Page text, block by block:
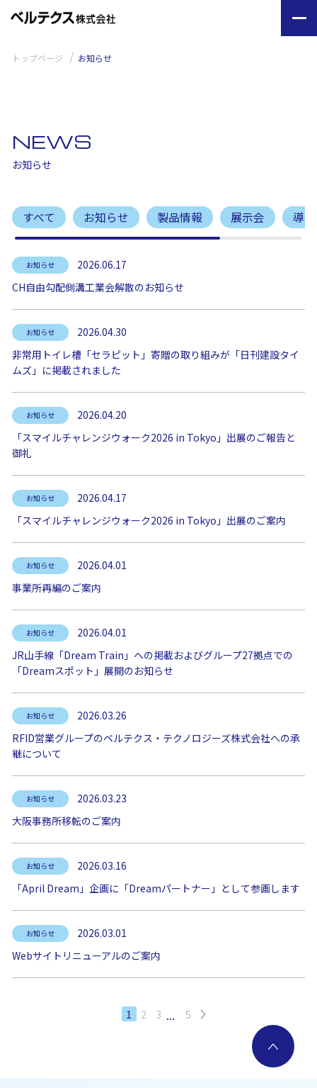
トップページ お知らせ
NEWS
お知らせ
すべて お知らせ 製品情報 展示会 導
2026.06.17
お知らせ
CH自由勾配側溝工業会解散のお知らせ
2026.04.30
お知らせ
非常用トイレ槽「セラピット」寄贈の取り組みが「日刊建設タイ
ムズ」に掲載されました
2026.04.20
お知らせ
「スマイルチャレンジウォーク2026 in Tokyo」出展のご報告と
御礼
2026.04.17
お知らせ
「スマイルチャレンジウォーク2026 in Tokyo」出展のご案内
2026.04.01
お知らせ
事業所再編のご案内
2026.04.01
お知らせ
JR山手線「Dream Train」への掲載およびグループ27拠点での
「Dreamスポット」展開のお知らせ
2026.03.26
お知らせ
RFID営業グループのベルテクス・テクノロジーズ株式会社への承
継について
2026.03.23
お知らせ
大阪事務所移転のご案内
2026.03.16
お知らせ
「April Dream」企画に「Dreamパートナー」として参画します
2026.03.01
お知らせ
Webサイトリニューアルのご案内
1 2 3 ... 5